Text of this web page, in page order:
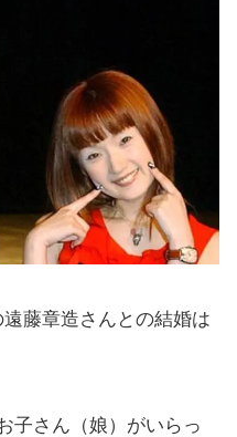
藤章造さんとの結婚は
子さん（娘）がいらっ